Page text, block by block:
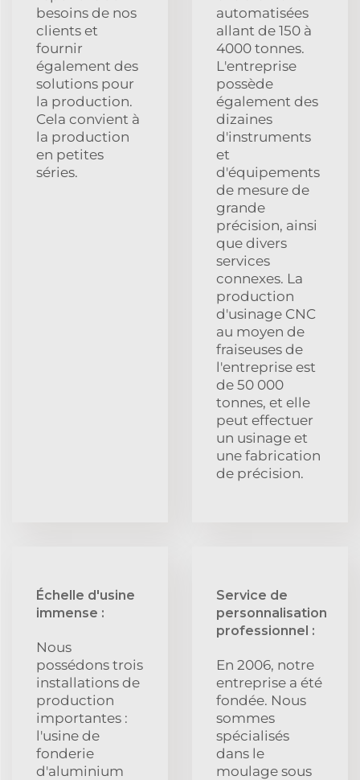
besoins de nos
clients et
fournir
également des
solutions pour
la production.
Cela convient à
la production
en petites
séries.
automatisées
allant de 150 à
4000 tonnes.
L'entreprise
possède
également des
dizaines
d'instruments
et
d'équipements
de mesure de
grande
précision, ainsi
que divers
services
connexes. La
production
d'usinage CNC
au moyen de
fraiseuses de
l'entreprise est
de 50 000
tonnes, et elle
peut effectuer
un usinage et
une fabrication
de précision.
Échelle d'usine
immense :
Nous
possédons trois
installations de
production
importantes :
l'usine de
fonderie
d'aluminium
Service de
personnalisation
professionnel :
En 2006, notre
entreprise a été
fondée. Nous
sommes
spécialisés
dans le
moulage sous